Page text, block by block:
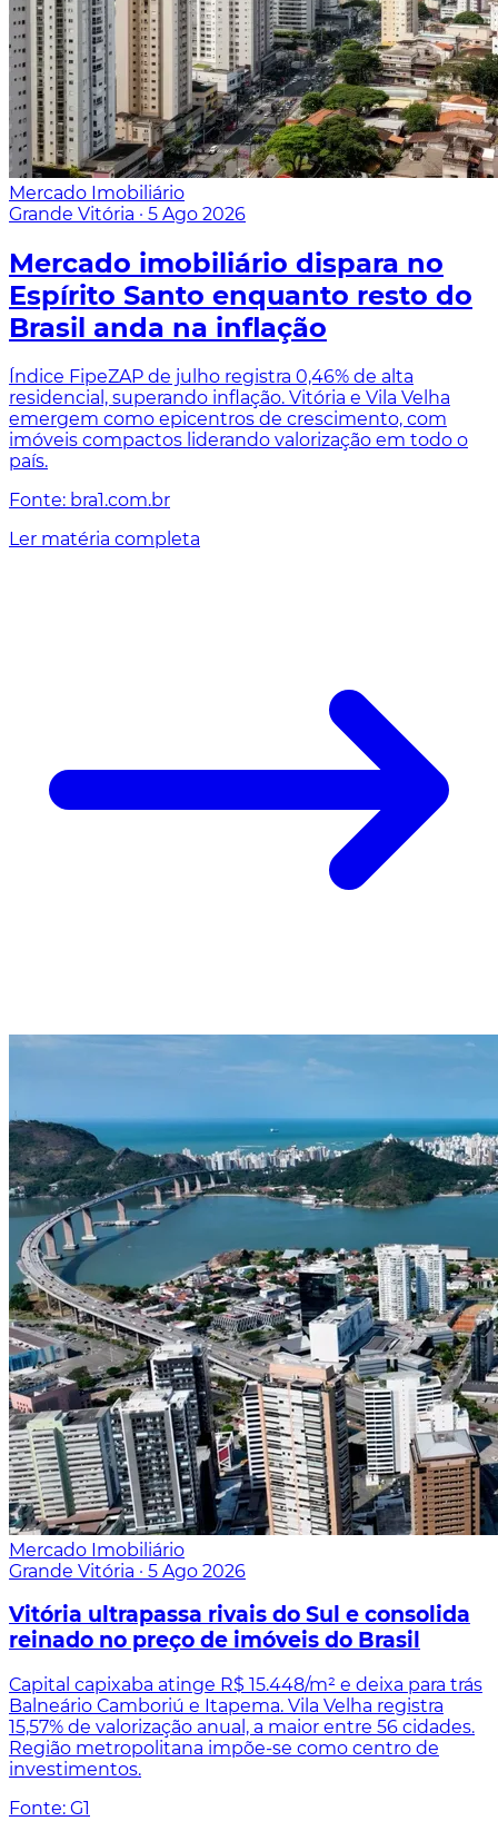
Mercado Imobiliário
Grande Vitória · 5 Ago 2026
Mercado imobiliário dispara no
Espírito Santo enquanto resto do
Brasil anda na inflação
Índice FipeZAP de julho registra 0,46% de alta
residencial, superando inflação. Vitória e Vila Velha
emergem como epicentros de crescimento, com
imóveis compactos liderando valorização em todo o
país.
Fonte: bra1.com.br
Ler matéria completa
Mercado Imobiliário
Grande Vitória · 5 Ago 2026
Vitória ultrapassa rivais do Sul e consolida
reinado no preço de imóveis do Brasil
Capital capixaba atinge R$ 15.448/m² e deixa para trás
Balneário Camboriú e Itapema. Vila Velha registra
15,57% de valorização anual, a maior entre 56 cidades.
Região metropolitana impõe-se como centro de
investimentos.
Fonte: G1